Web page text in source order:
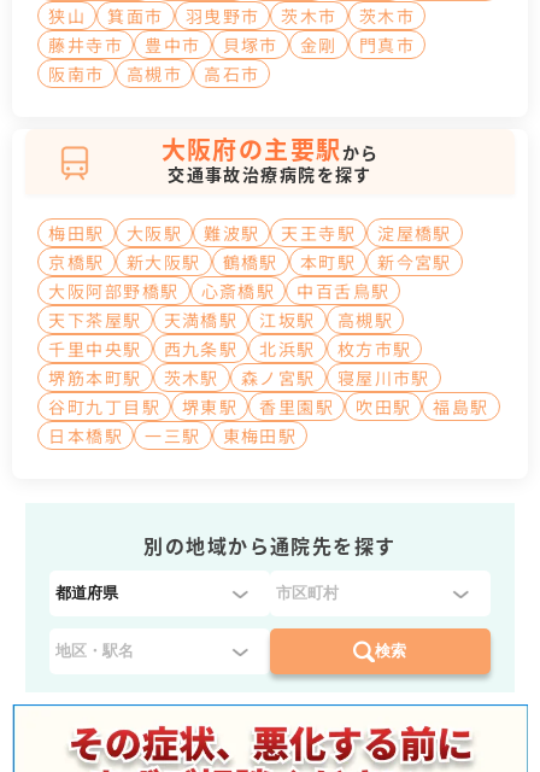
狭山
箕面市 羽曳野市 茨木市
茨木市
藤井寺市
豊中市 貝塚市 金剛
門真市
阪南市
高槻市 高石市
大阪府の主要駅から
交通事故治療病院を探す
梅田駅 大阪駅 難波駅 天王寺駅
淀屋橋駅
京橋駅
新大阪駅 鶴橋駅 本町駅
新今宮駅
大阪阿部野橋駅
心斎橋駅
中百舌鳥駅
天下茶屋駅
天満橋駅 江坂駅
高槻駅
千里中央駅
西九条駅 北浜駅
枚方市駅
堺筋本町駅
茨木駅 森ノ宮駅
寝屋川市駅
谷町九丁目駅
堺東駅 香里園駅 吹田駅
福島駅
日本橋駅
一三駅 東梅田駅
別の地域から通院先を探す
都
県
を
選
択
検索